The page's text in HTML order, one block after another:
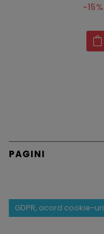
-15%
PAGINI
GDPR, acord cookie-uri